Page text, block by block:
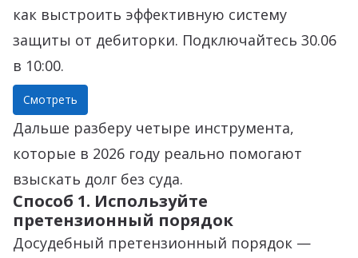
как выстроить эффективную систему
защиты от дебиторки. Подключайтесь 30.06
в 10:00.
Смотреть
Дальше разберу четыре инструмента,
которые в 2026 году реально помогают
взыскать долг без суда.
Способ 1. Используйте
претензионный порядок
Досудебный претензионный порядок —